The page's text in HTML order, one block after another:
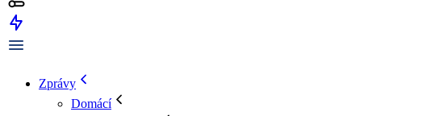
Zprávy
Domácí